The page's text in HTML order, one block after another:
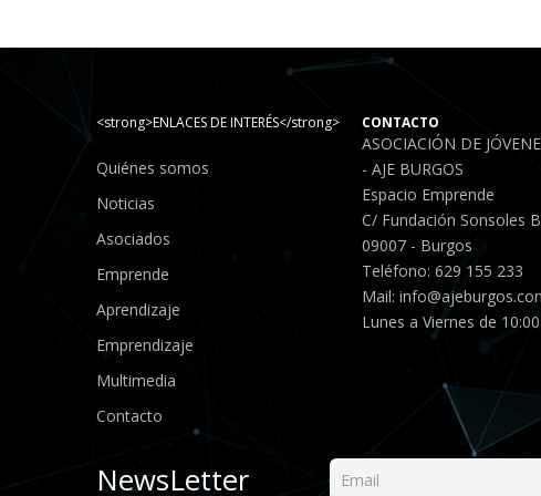
<strong>ENLACES DE INTERÉS</strong>
Quiénes somos
Noticias
Asociados
Emprende
Aprendizaje
Emprendizaje
Multimedia
Contacto
CONTACTO
ASOCIACIÓN DE
- AJE BURGOS
Espacio Emprende
C/ Fundación Sonsoles
09007 - Burgos
Teléfono: 629 155 233
Mail:
Lunes a Viernes de
NewsLetter